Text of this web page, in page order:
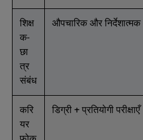
शिक्ष
क-
छा
त्र
संबंध
औपचारिक और निर्देशात्मक
करि
यर
डिग्री + प्रतियोगी परीक्षाएँ